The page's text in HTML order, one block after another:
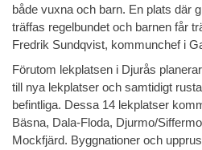
både vuxna och barn. En plats där
träffas regelbundet och barnen får
Fredrik Sundqvist, kommunchef i
Förutom lekplatsen i Djurås
till nya lekplatser och samtidigt
befintliga. Dessa 14 lekplatser
Bäsna, Dala-Floda, Djurmo/
Mockfjärd. Byggnationer och